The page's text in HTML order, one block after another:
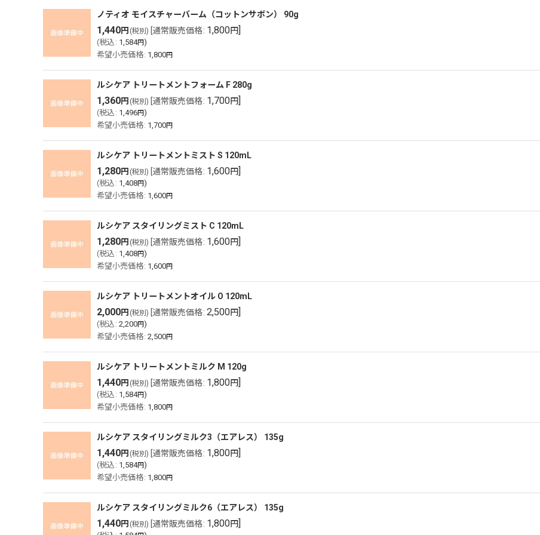
ノティオ モイスチャーバーム（コットンサボン） 90g
1,440円 (税別) 通常販売価格: 1,800円]
(税込 : 1,584円)
希望小売価格: 1,800円
ルシケア トリートメントフォーム F 280g
1,360円 (税別) 通常販売価格: 1,700円]
(税込 : 1,496円)
希望小売価格: 1,700円
ルシケア トリートメントミスト S 120mL
1,280円 (税別) 通常販売価格: 1,600円]
(税込 : 1,408円)
希望小売価格: 1,600円
ルシケア スタイリングミスト C 120mL
1,280円 (税別) 通常販売価格: 1,600円]
(税込 : 1,408円)
希望小売価格: 1,600円
ルシケア トリートメントオイル O 120mL
2,000円 (税別) 通常販売価格: 2,500円]
(税込 : 2,200円)
希望小売価格: 2,500円
ルシケア トリートメントミルク M 120g
1,440円 (税別) 通常販売価格: 1,800円]
(税込 : 1,584円)
希望小売価格: 1,800円
ルシケア スタイリングミルク3（エアレス） 135g
1,440円 (税別) 通常販売価格: 1,800円]
(税込 : 1,584円)
希望小売価格: 1,800円
ルシケア スタイリングミルク6（エアレス） 135g
1,440円 (税別) 通常販売価格: 1,800円]